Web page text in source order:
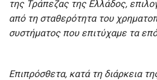
της Τράπεζας της Ελλάδος,
από τη σταθερότητα του
συστήματος που επιτύχαμε τα
Επιπρόσθετα, κατά τη διάρκεια